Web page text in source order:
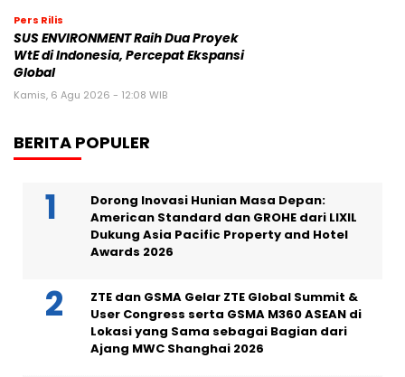
Pers Rilis
SUS ENVIRONMENT Raih Dua Proyek
WtE di Indonesia, Percepat Ekspansi
Global
Kamis, 6 Agu 2026 - 12:08 WIB
BERITA POPULER
Dorong Inovasi Hunian Masa Depan:
American Standard dan GROHE dari LIXIL
Dukung Asia Pacific Property and Hotel
Awards 2026
ZTE dan GSMA Gelar ZTE Global Summit &
User Congress serta GSMA M360 ASEAN di
Lokasi yang Sama sebagai Bagian dari
Ajang MWC Shanghai 2026